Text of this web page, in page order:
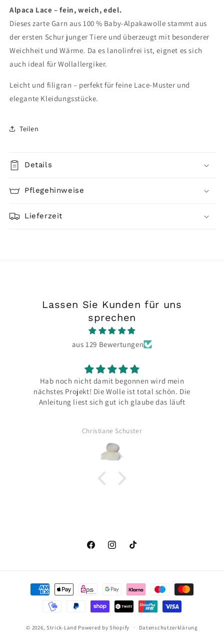
Alpaca Lace – fein, weich, edel.
Dieses zarte Garn aus 100 % Baby-Alpakawolle stammt aus
der ersten Schur junger Tiere und überzeugt mit besonderer
Weichheit und Wärme. Da es lanolinfrei ist, eignet es sich
auch ideal für Wollallergiker.
Leicht und filigran – perfekt für feine Lace-Muster und
elegante Kleidungsstücke.
Teilen
Details
Pflegehinweise
Lieferzeit
Lassen Sie Kunden für uns
sprechen
aus 129 Bewertungen
Hab noch nicht damit begonnen wird mein
nächstes Projekt! Die Wolle ist total schön. Die
Anleitung liest sich gut ich glaube das läuft
Christiane Schuster
FacebookInstagramTikTok
Zahlungsmethoden
© 2026, Strick-Land Powered by Shopify Datenschutzerklärung